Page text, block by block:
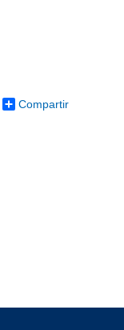
Compartir